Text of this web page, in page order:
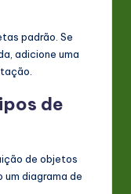
padrão. Se
adicione uma
de
de objetos
um diagrama de